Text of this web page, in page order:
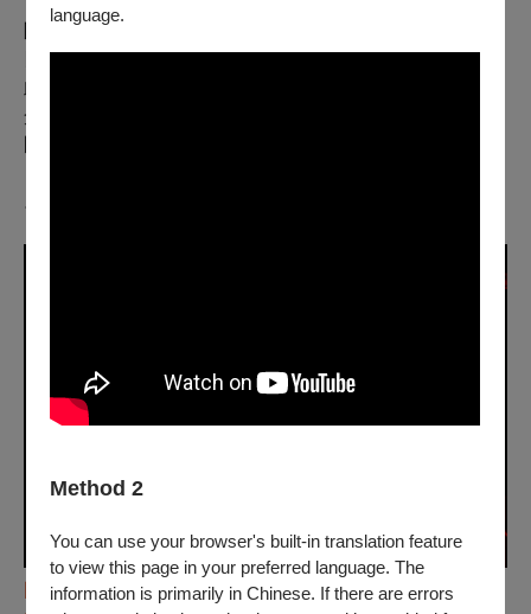
language.
Method 2
You can use your browser's built-in translation feature
to view this page in your preferred language. The
information is primarily in Chinese. If there are errors
除了舉辦兩場藝術家講座之外，亦於12月16日
四位國際知名的實驗唱盤音樂人的現場演出。他們將藉由
此次千載難逢的機會，以各自獨特的表演方式使用聲音媒
介和科技，為觀眾帶來前所未有的聽覺饗宴。
圖 / 瑪莉安· 雷札伊，圖片由藝術家提供，攝影：Angela